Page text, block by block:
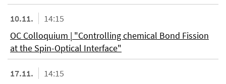
10.11.
14:15
OC Colloquium | "Controlling chemical Bond Fission
at the Spin-Optical Interface"
17.11.
14:15